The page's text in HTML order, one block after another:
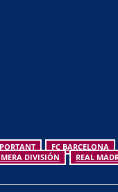
FC BARCELONA
DIVISIÓN REAL